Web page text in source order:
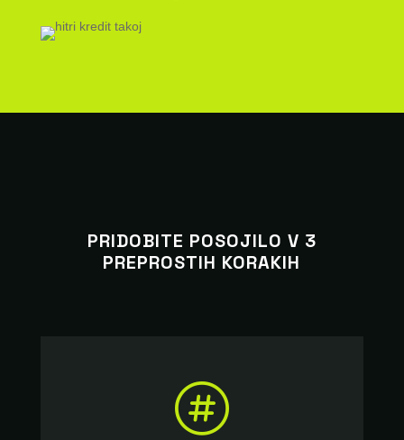
PRIDOBITE POSOJILO V 3
PREPROSTIH KORAKIH
